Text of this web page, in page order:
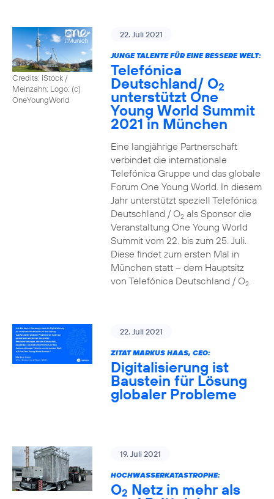
Credits: iStock /
Meinzahn; Logo: (c)
OneYoungWorld
22. Juli 2021
JUNGE TALENTE FÜR EINE BESSERE WELT:
Telefónica
Deutschland/ O2
unterstützt One
Young World Summit
2021 in München
Eine langjährige Partnerschaft
verbindet die internationale
Telefónica Gruppe und das globale
Forum One Young World. In diesem
Jahr unterstützt speziell Telefónica
Deutschland / O2als Sponsor die
Veranstaltung One Young World
Summit vom 22. bis zum 25. Juli.
Diese findet zum ersten Mal in
München statt – dem Hauptsitz
von Telefónica Deutschland / O2.
22. Juli 2021
ZITAT MARKUS HAAS, CEO:
Digitalisierung ist
Baustein für Lösung
globaler Probleme
19. Juli 2021
HOCHWASSERKATASTROPHE:
O2 Netz in mehr als